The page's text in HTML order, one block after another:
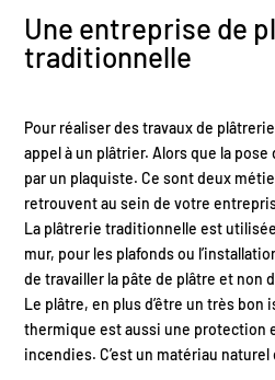
Une entreprise de
traditionnelle
Pour réaliser des travaux de
appel à un plâtrier. Alors que la
par un plaquiste. Ce sont deux
retrouvent au sein de votre
La plâtrerie traditionnelle est
mur, pour les plafonds ou
de travailler la pâte de plâtre et non
Le plâtre, en plus d’être un très bon
thermique est aussi une protection
incendies. C’est un matériau naturel